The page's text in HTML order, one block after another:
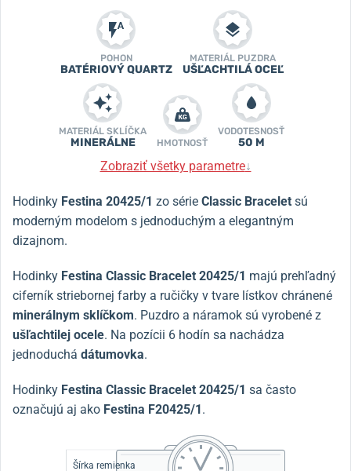
POHON
BATÉRIOVÝ QUARTZ
MATERIÁL PUZDRA
UŠĽACHTILÁ OCEĽ
MATERIÁL SKLÍČKA
MINERÁLNE HMOTNOSŤ
VODOTESNOSŤ
50 M
Zobraziť všetky parametre↓
Hodinky Festina 20425/1 zo série Classic Bracelet sú
moderným modelom s jednoduchým a elegantným
dizajnom.
Hodinky Festina Classic Bracelet 20425/1 majú prehľadný
ciferník striebornej farby a ručičky v tvare lístkov chránené
minerálnym sklíčkom. Puzdro a náramok sú vyrobené z
ušľachtilej ocele. Na pozícii 6 hodín sa nachádza
jednoduchá dátumovka.
Hodinky Festina Classic Bracelet 20425/1 sa často
označujú aj ako Festina F20425/1.
Šírka remienka